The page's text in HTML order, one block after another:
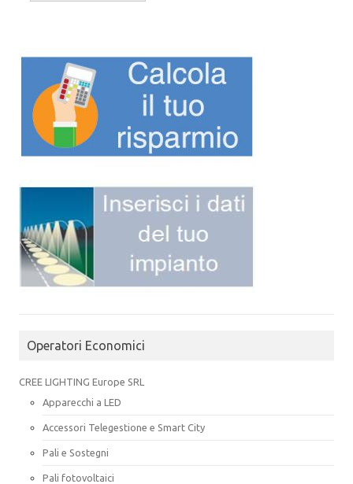
Operatori Economici
CREE LIGHTING Europe SRL
Apparecchi a LED
Accessori Telegestione e Smart City
Pali e Sostegni
Pali fotovoltaici